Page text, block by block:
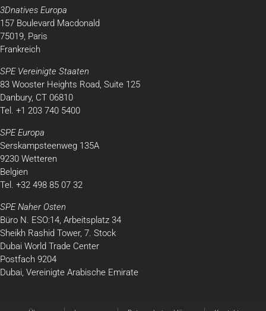
3Dnatives Europa
157 Boulevard Macdonald
75019, Paris
Frankreich
SPE Vereinigte Staaten
83 Wooster Heights Road, Suite 125
Danbury, CT 06810
Tel. +1 203 740 5400
SPE Europa
Serskampsteenweg 135A
9230 Wetteren
Belgien
Tel. +32 498 85 07 32
SPE Naher Osten
Büro N. ESO:14, Arbeitsplatz 34
Sheikh Rashid Tower, 7. Stock
Dubai World Trade Center
Postfach 9204
Dubai, Vereinigte Arabische Emirate